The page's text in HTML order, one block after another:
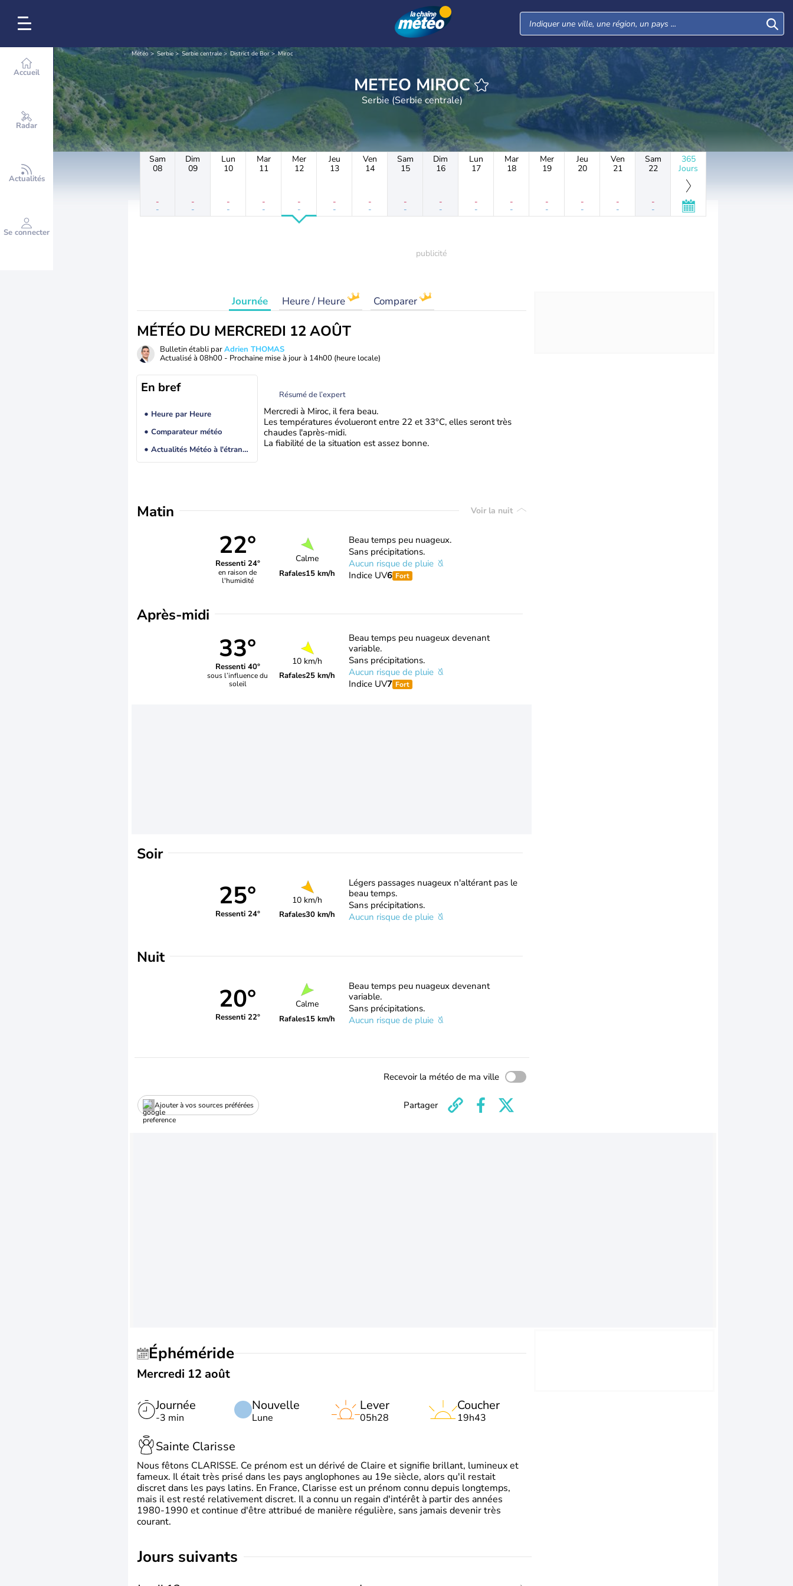
Accueil
Radar
Actualités
Se connecter
Météo Serbie Serbie centrale District de Bor Miroc
METEO MIROC
Serbie (Serbie centrale)
Sam
08
-
-
Dim
09
-
-
Lun
10
-
-
Mar
11
-
-
Mer
12
-
-
Jeu
13
-
-
Ven
14
-
-
Sam
15
-
-
Dim
16
-
-
Lun
17
-
-
Mar
18
-
-
Mer
19
-
-
Jeu
20
-
-
Ven
21
-
-
Sam
22
-
-
365
Jours
Journée Heure / Heure Comparer
MÉTÉO DU MERCREDI 12 AOÛT
Bulletin établi parAdrien THOMAS
Actualisé à 08h00 - Prochaine mise à jour à 14h00 (heure locale)
En bref
Heure par Heure
Comparateur météo
Actualités Météo à l'étranger
Résumé de l’expert
Mercredi à Miroc, il fera beau.
Les températures évolueront entre 22 et 33°C, elles seront très
chaudes l'après-midi.
La fiabilité de la situation est assez bonne.
Matin Voir la nuit
22°
Ressenti 24°
en raison de
l'humidité
Calme
Rafales15 km/h
Beau temps peu nuageux.
Sans précipitations.
Aucun risque de pluie
Indice UV6 Fort
Après-midi
33°
Ressenti 40°
sous l’influence du
soleil
10 km/h
Rafales25 km/h
Beau temps peu nuageux devenant
variable.
Sans précipitations.
Aucun risque de pluie
Indice UV7 Fort
Soir
25°
Ressenti 24°
10 km/h
Rafales30 km/h
Légers passages nuageux n'altérant pas le
beau temps.
Sans précipitations.
Aucun risque de pluie
Nuit
20°
Ressenti 22°
Calme
Rafales15 km/h
Beau temps peu nuageux devenant
variable.
Sans précipitations.
Aucun risque de pluie
Recevoir la météo de ma ville
Ajouter à vos sources préférées Partager
Éphéméride
Mercredi 12 août
Journée
-3 min
Nouvelle
Lune
Lever
05h28
Coucher
19h43
Sainte Clarisse
Nous fêtons CLARISSE. Ce prénom est un dérivé de Claire et signifie brillant, lumineux et
fameux. Il était très prisé dans les pays anglophones au 19e siècle, alors qu'il restait
discret dans les pays latins. En France, Clarisse est un prénom connu depuis longtemps,
mais il est resté relativement discret. Il a connu un regain d'intérêt à partir des années
1980-1990 et continue d'être attribué de manière régulière, sans jamais devenir très
courant.
jours suivants